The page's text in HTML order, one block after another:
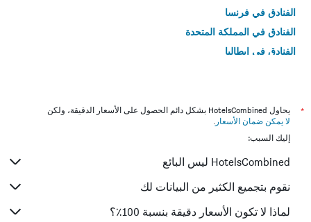
الفنادق في فرنسا
الفنادق في المملكة المتحدة
الفنادق في إيطاليا
*
يحاول HotelsCombined بشكل دائم الحصول على الأسعار الدقيقة، ولكن
لا يمكن ضمان الأسعار .
إليك السبب:
HotelsCombined ليس البائع
نقوم بتجميع الكثير من البيانات لك
لماذا لا تكون الأسعار دقيقة بنسبة 100٪؟